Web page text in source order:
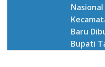
Baru
Bupati